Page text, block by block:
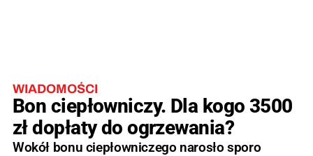
WIADOMOŚCI
Bon ciepłowniczy. Dla kogo 3500
zł dopłaty do ogrzewania?
Wokół bonu ciepłowniczego narosło sporo